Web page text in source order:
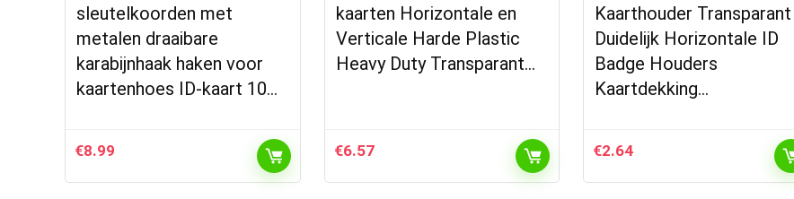
sleutelkoorden met
metalen draaibare
karabijnhaak haken voor
kaartenhoes ID-kaart 10…
€8.99
kaarten Horizontale en
Verticale Harde Plastic
Heavy Duty Transparant…
€6.57
Kaarthouder Transparant
Duidelijk Horizontale ID
Badge Houders
Kaartdekking…
€2.64